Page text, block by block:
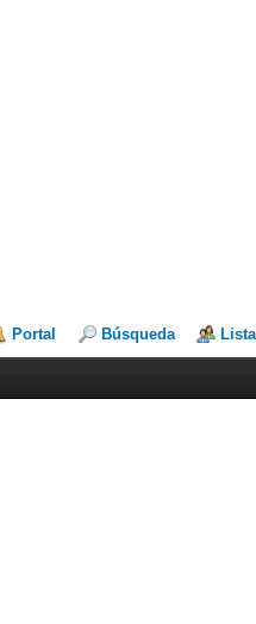
Portal Búsqueda